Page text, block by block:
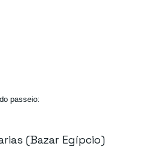
passeio:
(Bazar Egípcio)